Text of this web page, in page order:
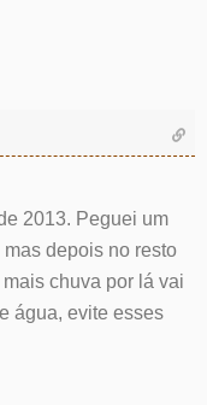
2013. Peguei um
depois no resto
chuva por lá vai
água, evite esses